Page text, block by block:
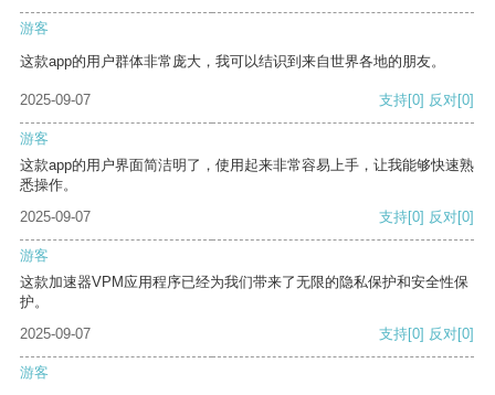
游客
这款app的用户群体非常庞大，我可以结识到来自世界各地的朋友。
2025-09-07 支持[0] 反对[0]
游客
这款app的用户界面简洁明了，使用起来非常容易上手，让我能够快速熟
悉操作。
2025-09-07
支持[0] 反对[0]
游客
这款加速器VPM应用程序已经为我们带来了无限的隐私保护和安全性保
护。
2025-09-07
支持[0] 反对[0]
游客